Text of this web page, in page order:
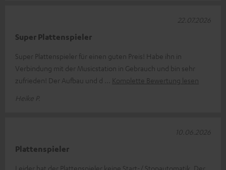
Super Plattenspieler
Super Plattenspieler für einen guten Preis! Habe ihn in
Verbindung mit der Musicstation in Gebrauch und bin sehr
zufrieden! Der Aufbau und d
Komplette Bewertung lesen
Heike P.
22.07.2026
Plattenspieler
Leider hat der Plattenspieler keine Start-/ Stopautomatik. Der
10.06.2026